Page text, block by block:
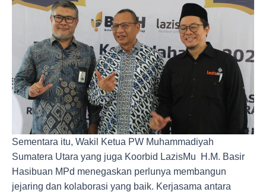
Sementara itu, Wakil Ketua PW Muhammadiyah
Sumatera Utara yang juga Koorbid LazisMu H.M. Basir
Hasibuan MPd menegaskan perlunya membangun
jejaring dan kolaborasi yang baik. Kerjasama antara